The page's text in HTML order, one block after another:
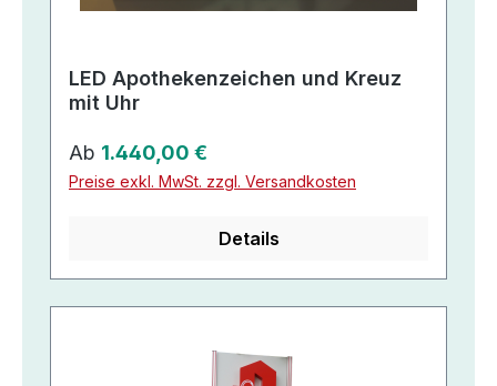
LED Apothekenzeichen und Kreuz
mit Uhr
Regulärer Preis:
Ab 1.440,00 €
Preise exkl. MwSt. zzgl. Versandkosten
Details